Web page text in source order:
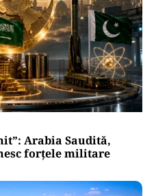
lichefiate
expun
statului român: ANP
e‑Terra. Ce ascund
și cine răspunde
IT a instituțiilor
Importante